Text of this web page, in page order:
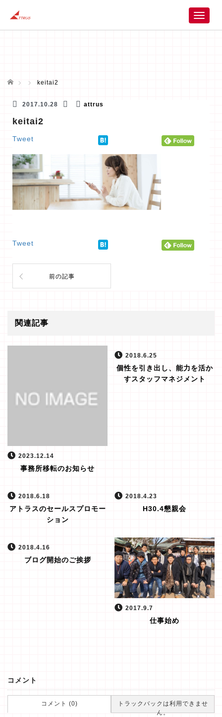
T
ホーム keitai2
2017.10.28 attrus
keitai2
Tweet
Tweet
前の記事
関連記事
2023.12.14
事務所移転のお知らせ
2018.6.25
個性を引き出し、能力を活か
すスタッフマネジメント
2018.6.18
アトラスのセールスプロモー
ション
2018.4.23
H30.4懇親会
2018.4.16
ブログ開始のご挨拶
2017.9.7
仕事始め
コメント
コメント (0)
トラックバックは利用できませ
ん。